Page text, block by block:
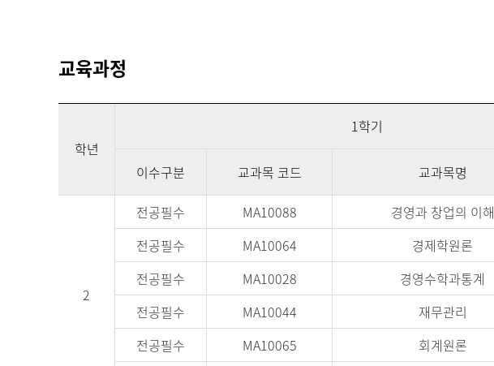
교육과정
학년
1학기
이수구분 교과목 코드 교과목명
2
전공필수 MA10088 경영과 창업의 이해
전공필수
MA10064 경제학원론
전공필수
MA10028 경영수학과통계
전공필수
MA10044 재무관리
전공필수
MA10065 회계원론